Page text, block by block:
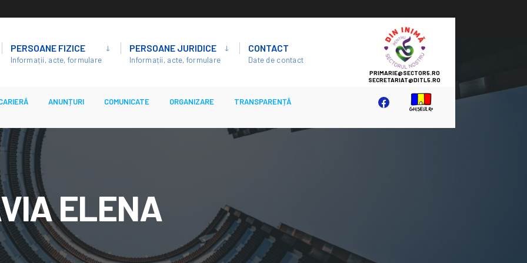
PERSOANE FIZICE
Informații, acte, formulare
PERSOANE JURIDICE
Informații, acte, formulare
CONTACT
Date de contact
SECTOR
5
ANUNȚURI COMUNICATE ORGANIZARE TRANSPARENȚĂ
ELENA